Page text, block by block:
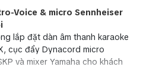
Voice & micro Sennheiser
lắp đặt dàn âm thanh karaoke
cục đẩy Dynacord micro
và mixer Yamaha cho khách